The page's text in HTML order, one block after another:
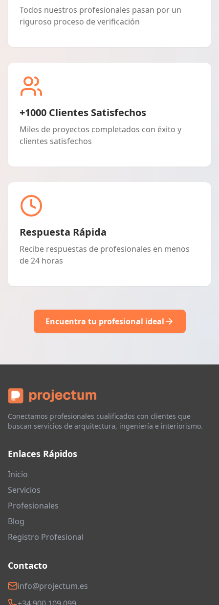
Todos nuestros profesionales pasan por un
riguroso proceso de verificación
+1000 Clientes Satisfechos
Miles de proyectos completados con éxito y
clientes satisfechos
Respuesta Rápida
Recibe respuestas de profesionales en menos
de 24 horas
Encuentra tu profesional ideal
Conectamos profesionales cualificados con clientes que
buscan servicios de arquitectura, ingeniería e interiorismo.
Enlaces Rápidos
Inicio
Servicios
Profesionales
Blog
Registro Profesional
Contacto
info@projectum.es